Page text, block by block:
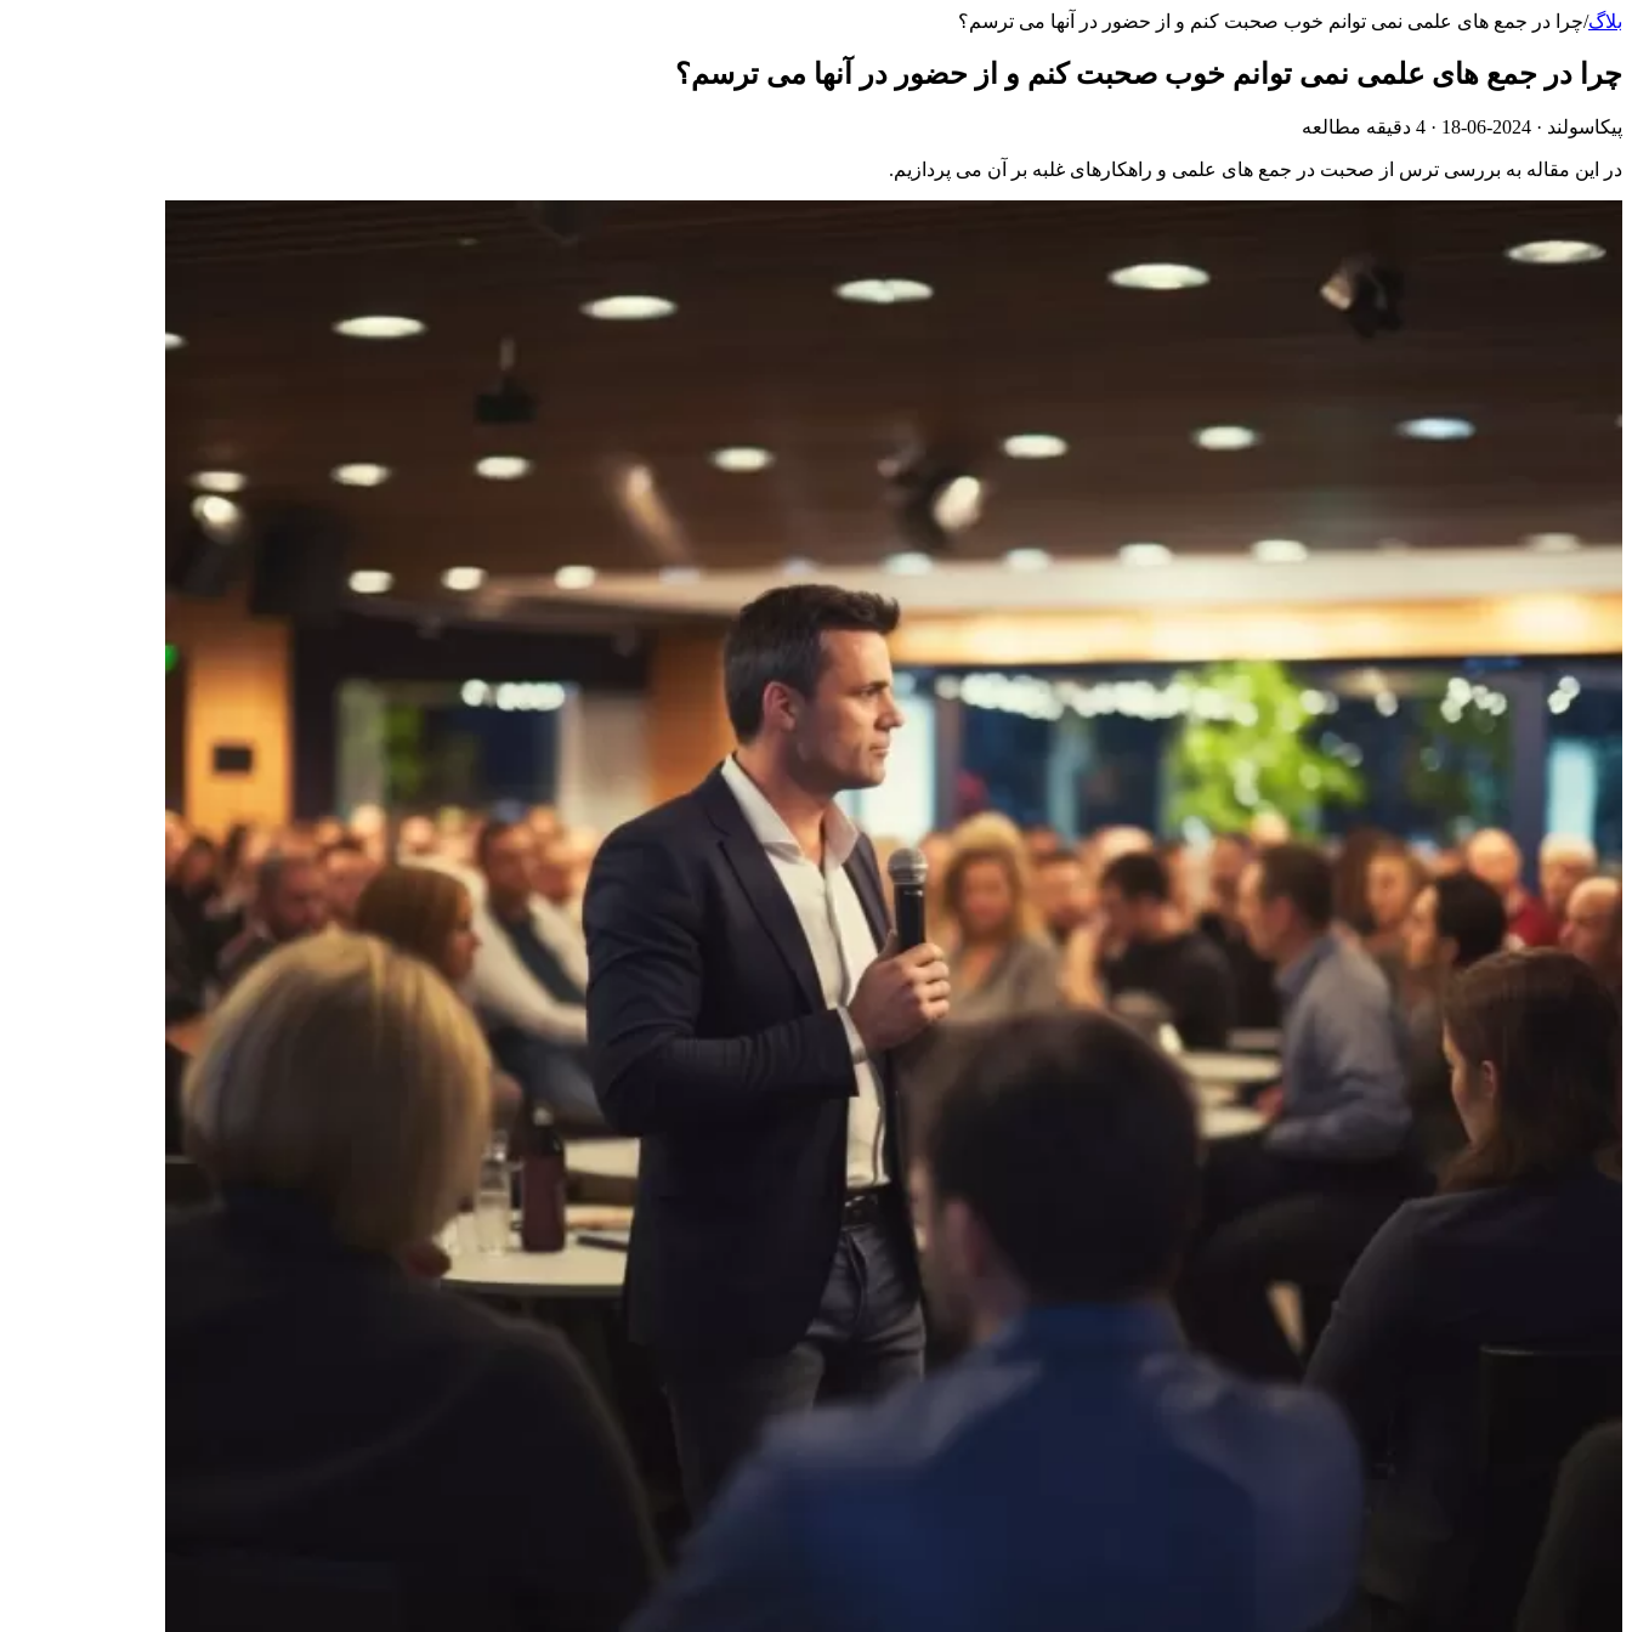
بلاگ/چرا در جمع های علمی نمی توانم خوب صحبت کنم و از حضور در آنها می ترسم؟
چرا در جمع های علمی نمی توانم خوب صحبت کنم و از حضور در آنها می ترسم؟
پیکاسولند · 2024-06-18 · 4 دقیقه مطالعه
در این مقاله به بررسی ترس از صحبت در جمع های علمی و راهکارهای غلبه بر آن می پردازیم.